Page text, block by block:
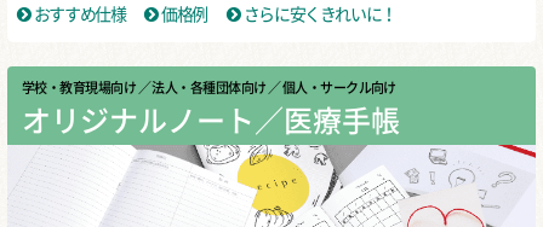
おすすめ仕様
価格例 さらに安くきれいに！
学校・教育現場向け ／ 法人・各種団体向け ／ 個人・サークル向け
オリジナルノート／医療手帳